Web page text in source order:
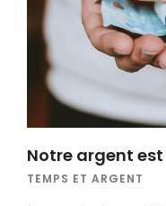
Notre argent
TEMPS ET ARGENT